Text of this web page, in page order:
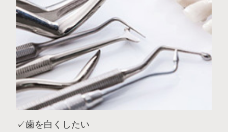
✓歯を白くしたい